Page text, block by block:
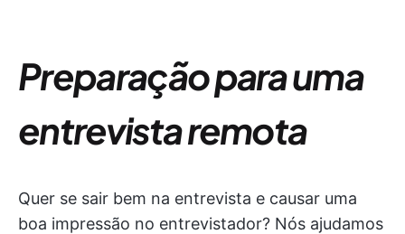
Preparação para uma
entrevista remota
Quer se sair bem na entrevista e causar uma
boa impressão no entrevistador? Nós ajudamos